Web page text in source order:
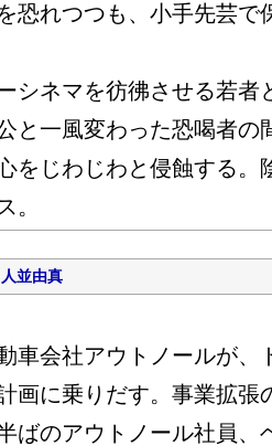
恐れつつも、小手先芸で
シネマを彷彿させる若者
と一風変わった恐喝者の
をじわじわと侵蝕する。
。
人並由真
車会社アウトノールが、
画に乗りだす。事業拡張
ばのアウトノール社員、